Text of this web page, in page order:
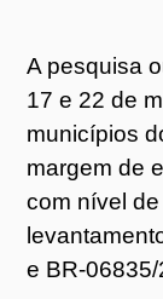
A pesquisa
17 e 22 de
municípios
margem de
com nível
e BR-